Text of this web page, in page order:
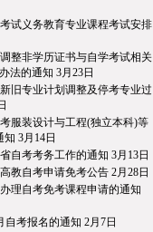
试义务教育专业课程考试安排
整非学历证书与自学考试相关
法的通知 3月23日
旧专业计划调整及停考专业过
服装设计与工程(独立本科)等
知 3月14日
自考考务工作的通知 3月13日
教自考申请免考公告2月28日
理自考免考课程申请的通知
自考报名的通知 2月7日